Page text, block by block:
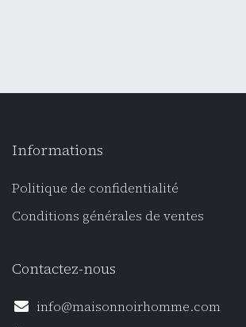
Informations
Politique de confidentialité
Conditions générales de ventes
Contactez-nous
info@maisonnoirhomme.com